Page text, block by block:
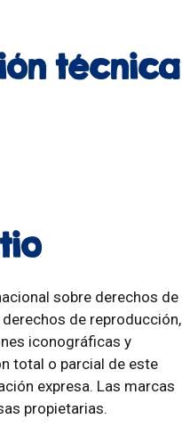
técnica
sobre derechos de
de reproducción,
iconográficas y
total o parcial de este
expresa. Las marcas
propietarias.